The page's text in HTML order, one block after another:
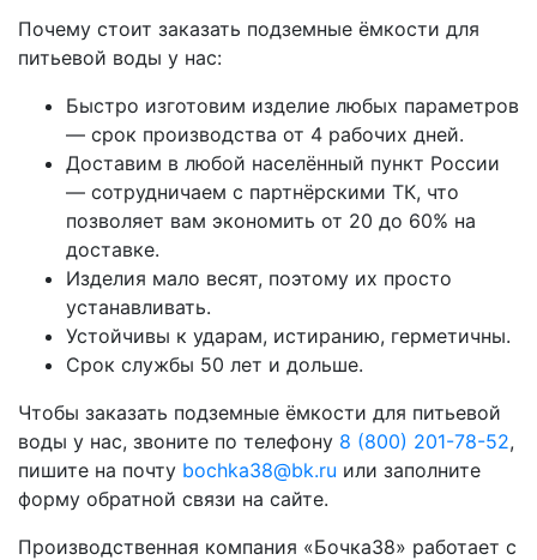
Почему стоит заказать подземные ёмкости для
питьевой воды у нас:
Быстро изготовим изделие любых параметров
— срок производства от 4 рабочих дней.
Доставим в любой населённый пункт России
— сотрудничаем с партнёрскими ТК, что
позволяет вам экономить от 20 до 60% на
доставке.
Изделия мало весят, поэтому их просто
устанавливать.
Устойчивы к ударам, истиранию, герметичны.
Срок службы 50 лет и дольше.
Чтобы заказать подземные ёмкости для питьевой
воды у нас, звоните по телефону 8 (800) 201-78-52,
пишите на почту bochka38@bk.ru или заполните
форму обратной связи на сайте.
Производственная компания «Бочка38» работает с